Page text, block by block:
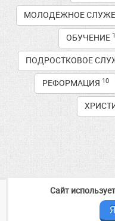
МОЛОДЁЖНОЕ
ОБУЧЕНИЕ
ПОДРОСТКОВОЕ
РЕФОРМАЦИЯ 10
2014—2026 Медиа
Сайт